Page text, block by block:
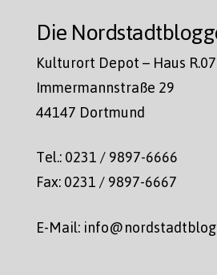
Die
Kulturort Depot – Haus R.07
Immermannstraße 29
44147 Dortmund
Tel.: 0231 / 9897-6666
Fax: 0231 / 9897-6667
E-Mail: